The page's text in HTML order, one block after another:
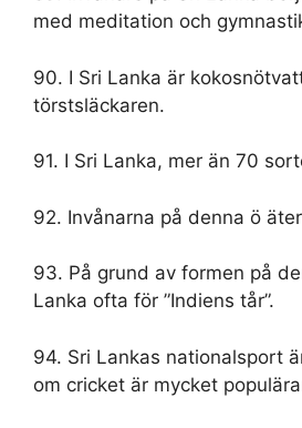
med meditation och
90. I Sri Lanka är
törstsläckaren.
91. I Sri Lanka, mer än 70
92. Invånarna på denna ö
93. På grund av formen på
Lanka ofta för ”Indiens tår”.
94. Sri Lankas nationalsport
om cricket är mycket